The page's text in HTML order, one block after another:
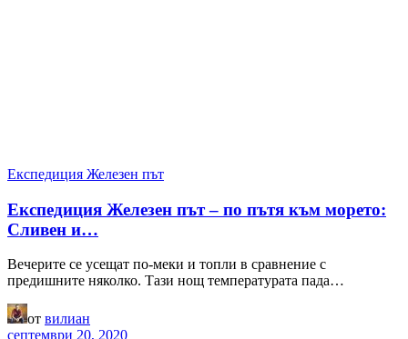
Експедиция Железен път
Експедиция Железен път – по пътя към морето:
Сливен и…
Вечерите се усещат по-меки и топли в сравнение с
предишните няколко. Тази нощ температурата пада…
от вилиан
септември 20, 2020